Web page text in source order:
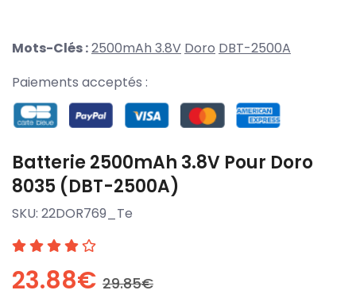
Mots-Clés :2500mAh 3.8V Doro DBT-2500A
Paiements acceptés :
Batterie 2500mAh 3.8V Pour Doro
8035 (DBT-2500A)
SKU: 22DOR769_Te
23.88€ 29.85€